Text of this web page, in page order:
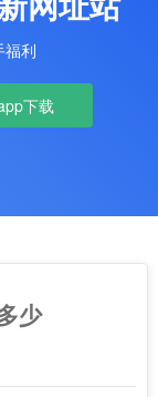
福利
下载
少